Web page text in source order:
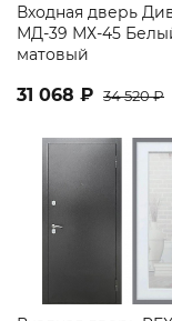
Входная дверь
МД-39 МХ-45
матовый
31 068 ₽ 34 520 ₽